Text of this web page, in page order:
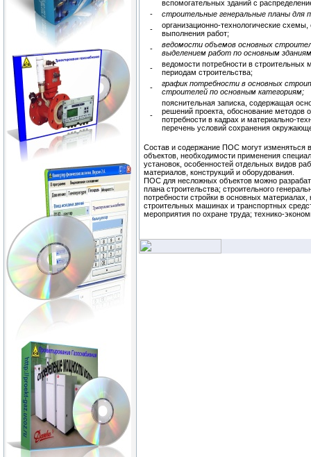
вспомогательных зданий с
-
строительные генеральные планы для
-
организационно-технологические
выполнения работ;
-
ведомости объемов основных
выделением работ по основным
-
ведомости потребности в
периодам строительства;
-
график потребности в основных
строителей по основным категориям;
-
пояснительная записка, содержащая
решений проекта, обоснование методов
потребности в кадрах и материально-
перечень условий сохранения
Состав и содержание ПОС могут изменяться
объектов, необходимости применения
установок, особенностей отдельных видов
материалов, конструкций и оборудования.
ПОС для несложных объектов можно
плана строительства; строительного
потребности стройки в основных
строительных машинах и транспортных
мероприятия по охране труда; технико-